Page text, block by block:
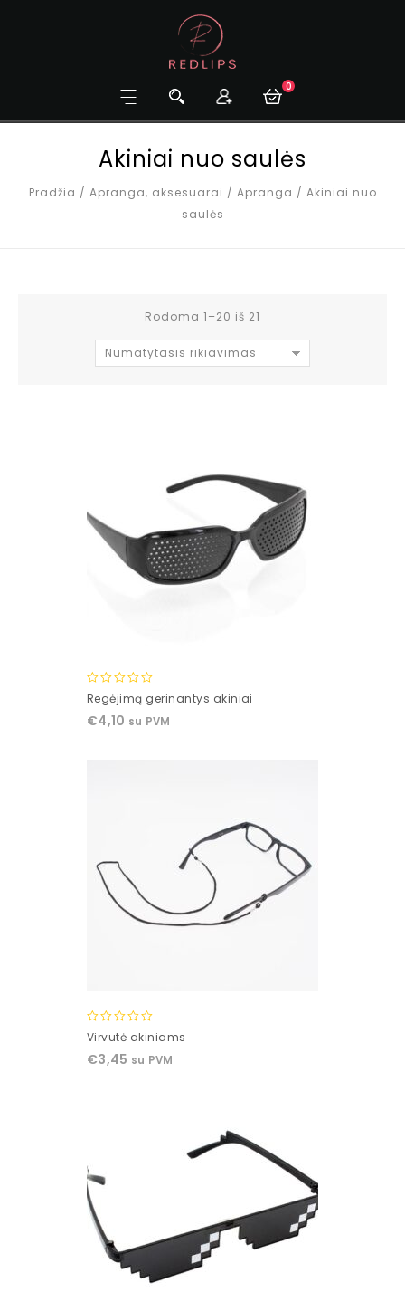
0
Akiniai nuo saulės
Pradžia / Apranga, aksesuarai / Apranga / Akiniai nuo
saulės
Rodoma 1–20 iš 21
Numatytasis rikiavimas
0
of
Regėjimą gerinantys akiniai
€4,10 su PVM
0
of
Virvutė akiniams
€3,45 su PVM